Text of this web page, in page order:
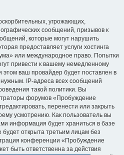
угрожающих,
сообщений, призывов к
которые могут нарушить
предоставляет услуги хостинга
или международное право. Попытки
привести к вашему немедленному
ваш провайдер будет поставлен в
IP-адреса всех сообщений
такой политики. Вы
форумов «Пробуждение
перенести или закрыть
усмотрению. Как пользователь вы
информация будет храниться в базе
открыта третьим лицам без
конференции «Пробуждение
быть ответственна за действия